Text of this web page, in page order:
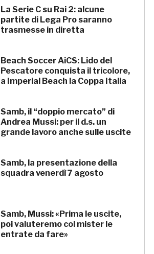
La Serie C su Rai 2: alcune
partite di Lega Pro saranno
trasmesse in diretta
Beach Soccer AiCS: Lido del
Pescatore conquista il tricolore,
a Imperial Beach la Coppa Italia
Samb, il “doppio mercato” di
Andrea Mussi: per il d.s. un
grande lavoro anche sulle uscite
Samb, la presentazione della
squadra venerdì 7 agosto
Samb, Mussi: «Prima le uscite,
poi valuteremo col mister le
entrate da fare»